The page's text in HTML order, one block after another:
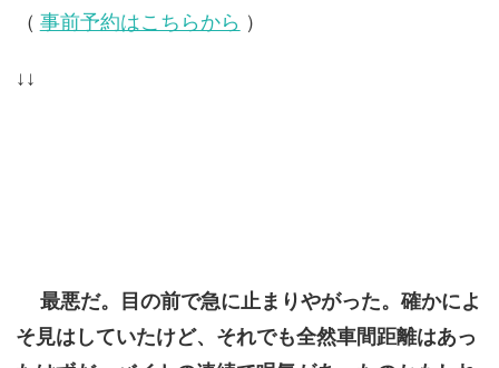
（ 事前予約はこちらから ）
↓↓
最悪だ。目の前で急に止まりやがった。確かによ
そ見はしていたけど、それでも全然車間距離はあっ